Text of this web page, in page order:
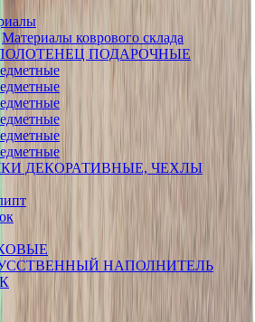
Материалы коврового склада
ПОДАРОЧНЫЕ
ДЕКОРАТИВНЫЕ, ЧЕХЛЫ
НАПОЛНИТЕЛЬ